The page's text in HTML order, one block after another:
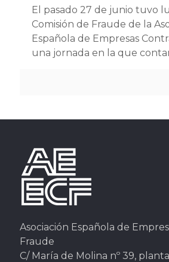
El pasado 27 de junio tuvo
Comisión de Fraude de la
Española de Empresas
una jornada en la que
Asociación Española de
Fraude
C/ María de Molina nº 39,